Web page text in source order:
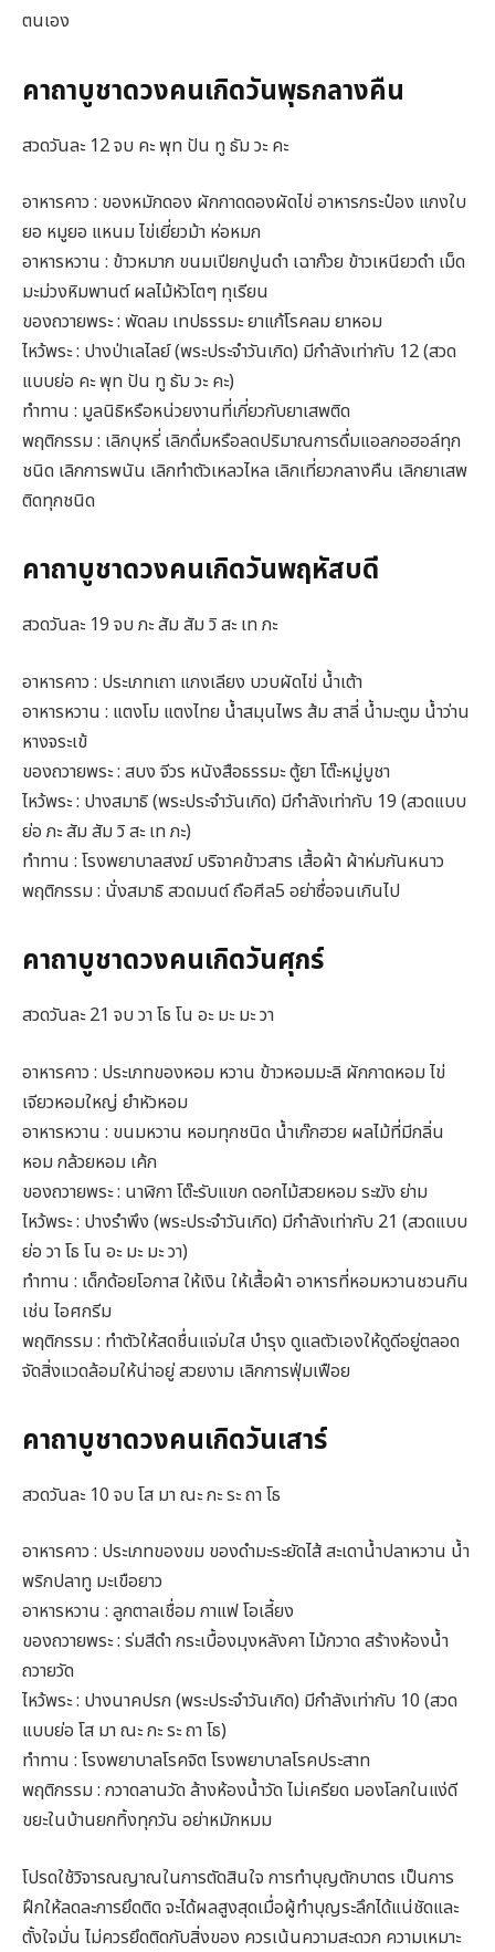
ตนเอง
คาถาบูชาดวงคนเกิดวันพุธกลางคืน
สวดวันละ 12 จบ คะ พุท ปัน ทู ธัม วะ คะ
อาหารคาว : ของหมักดอง ผักกาดดองผัดไข่ อาหารกระป๋อง แกงใบ
ยอ หมูยอ แหนม ไข่เยี่ยวม้า ห่อหมก
อาหารหวาน : ข้าวหมาก ขนมเปียกปูนดำ เฉาก๊วย ข้าวเหนียวดำ เม็ด
มะม่วงหิมพานต์ ผลไม้หัวโตๆ ทุเรียน
ของถวายพระ : พัดลม เทปธรรมะ ยาแก้โรคลม ยาหอม
ไหว้พระ : ปางป่าเลไลย์ (พระประจำวันเกิด) มีกำลังเท่ากับ 12 (สวด
แบบย่อ คะ พุท ปัน ทู ธัม วะ คะ)
ทำทาน : มูลนิธิหรือหน่วยงานที่เกี่ยวกับยาเสพติด
พฤติกรรม : เลิกบุหรี่ เลิกดื่มหรือลดปริมาณการดื่มแอลกอฮอล์ทุก
ชนิด เลิกการพนัน เลิกทำตัวเหลวไหล เลิกเที่ยวกลางคืน เลิกยาเสพ
ติดทุกชนิด
คาถาบูชาดวงคนเกิดวันพฤหัสบดี
สวดวันละ 19 จบ ภะ สัม สัม วิ สะ เท ภะ
อาหารคาว : ประเภทเถา แกงเลียง บวบผัดไข่ น้ำเต้า
อาหารหวาน : แตงโม แตงไทย น้ำสมุนไพร ส้ม สาลี่ น้ำมะตูม น้ำว่าน
หางจระเข้
ของถวายพระ : สบง จีวร หนังสือธรรมะ ตู้ยา โต๊ะหมู่บูชา
ไหว้พระ : ปางสมาธิ (พระประจำวันเกิด) มีกำลังเท่ากับ 19 (สวดแบบ
ย่อ ภะ สัม สัม วิ สะ เท ภะ)
ทำทาน : โรงพยาบาลสงฆ์ บริจาคข้าวสาร เสื้อผ้า ผ้าห่มกันหนาว
พฤติกรรม : นั่งสมาธิ สวดมนต์ ถือศีล5 อย่าซื่อจนเกินไป
คาถาบูชาดวงคนเกิดวันศุกร์
สวดวันละ 21 จบ วา โธ โน อะ มะ มะ วา
อาหารคาว : ประเภทของหอม หวาน ข้าวหอมมะลิ ผักกาดหอม ไข่
เจียวหอมใหญ่ ยำหัวหอม
อาหารหวาน : ขนมหวาน หอมทุกชนิด น้ำเก๊กฮวย ผลไม้ที่มีกลิ่น
หอม กล้วยหอม เค้ก
ของถวายพระ : นาฬิกา โต๊ะรับแขก ดอกไม้สวยหอม ระฆัง ย่าม
ไหว้พระ : ปางรำพึง (พระประจำวันเกิด) มีกำลังเท่ากับ 21 (สวดแบบ
ย่อ วา โธ โน อะ มะ มะ วา)
ทำทาน : เด็กด้อยโอกาส ให้เงิน ให้เสื้อผ้า อาหารที่หอมหวานชวนกิน
เช่น ไอศกรีม
พฤติกรรม : ทำตัวให้สดชื่นแจ่มใส บำรุง ดูแลตัวเองให้ดูดีอยู่ตลอด
จัดสิ่งแวดล้อมให้น่าอยู่ สวยงาม เลิกการฟุ่มเฟือย
คาถาบูชาดวงคนเกิดวันเสาร์
สวดวันละ 10 จบ โส มา ณะ กะ ระ ถา โธ
อาหารคาว : ประเภทของขม ของดำมะระยัดไส้ สะเดาน้ำปลาหวาน น้ำ
พริกปลาทู มะเขือยาว
อาหารหวาน : ลูกตาลเชื่อม กาแฟ โอเลี้ยง
ของถวายพระ : ร่มสีดำ กระเบื้องมุงหลังคา ไม้กวาด สร้างห้องน้ำ
ถวายวัด
ไหว้พระ : ปางนาคปรก (พระประจำวันเกิด) มีกำลังเท่ากับ 10 (สวด
แบบย่อ โส มา ณะ กะ ระ ถา โธ)
ทำทาน : โรงพยาบาลโรคจิต โรงพยาบาลโรคประสาท
พฤติกรรม : กวาดลานวัด ล้างห้องน้ำวัด ไม่เครียด มองโลกในแง่ดี
ขยะในบ้านยกทิ้งทุกวัน อย่าหมักหมม
โปรดใช้วิจารณญาณในการตัดสินใจ การทำบุญตักบาตร เป็นการ
ฝึกให้ลดละการยึดติด จะได้ผลสูงสุดเมื่อผู้ทำบุญระลึกได้แน่ชัดและ
ตั้งใจมั่น ไม่ควรยึดติดกับสิ่งของ ควรเน้นความสะดวก ความเหมาะ